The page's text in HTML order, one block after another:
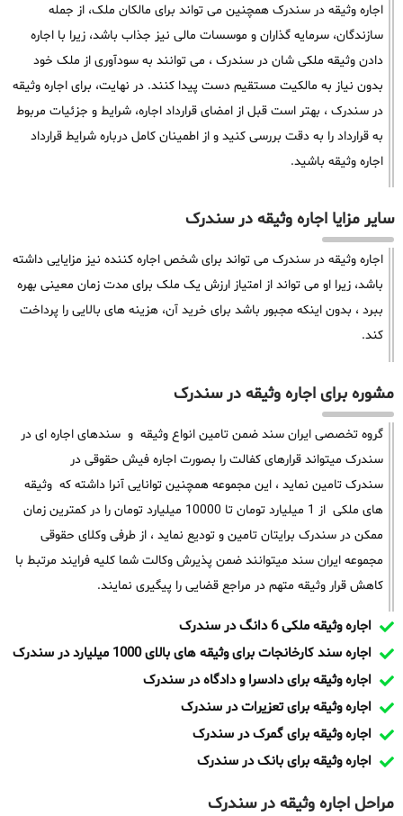
اجاره وثیقه در سندرک همچنین می تواند برای مالکان ملک، از جمله
سازندگان، سرمایه گذاران و موسسات مالی نیز جذاب باشد، زیرا با اجاره
دادن وثیقه ملکی شان در سندرک ، می توانند به سودآوری از ملک خود
بدون نیاز به مالکیت مستقیم دست پیدا کنند. در نهایت، برای اجاره وثیقه
در سندرک ، بهتر است قبل از امضای قرارداد اجاره، شرایط و جزئیات مربوط
به قرارداد را به دقت بررسی کنید و از اطمینان کامل درباره شرایط قرارداد
اجاره وثیقه باشید.
سایر مزایا اجاره وثیقه در سندرک
اجاره وثیقه در سندرک می تواند برای شخص اجاره کننده نیز مزایایی داشته
باشد، زیرا او می تواند از امتیاز ارزش یک ملک برای مدت زمان معینی بهره
ببرد ، بدون اینکه مجبور باشد برای خرید آن، هزینه های بالایی را پرداخت
کند.
مشوره برای اجاره وثیقه در سندرک
گروه تخصصی ایران سند ضمن تامین انواع وثیقه و سندهای اجاره ای در
سندرک میتواند قرارهای کفالت را بصورت اجاره فیش حقوقی در
سندرک تامین نماید ، این مجموعه همچنین توانایی آنرا داشته که وثیقه
های ملکی از 1 میلیارد تومان تا 10000 میلیارد تومان را در کمترین زمان
ممکن در سندرک برایتان تامین و تودیع نماید ، از طرفی وکلای حقوقی
مجموعه ایران سند میتوانند ضمن پذیرش وکالت شما کلیه فرایند مرتبط با
کاهش قرار وثیقه متهم در مراجع قضایی را پیگیری نمایند.
اجاره وثیقه ملکی 6 دانگ در سندرک
اجاره سند کارخانجات برای وثیقه های بالای 1000 میلیارد در سندرک
اجاره وثیقه برای دادسرا و دادگاه در سندرک
اجاره وثیقه برای تعزیرات در سندرک
اجاره وثیقه برای گمرک در سندرک
اجاره وثیقه برای بانک در سندرک
مراحل اجاره وثیقه در سندرک